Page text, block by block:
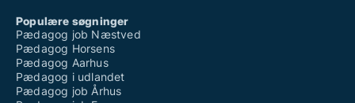
Populære søgninger
Pædagog job Næstved
Pædagog Horsens
Pædagog Aarhus
Pædagog i udlandet
Pædagog job Århus